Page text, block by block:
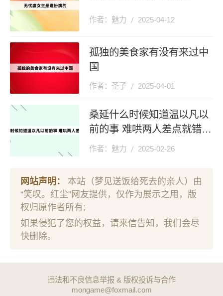
作者：魅力 2025-04-12
孤独的美食家有没有来过中
国
作者：圣子 2025-04-01
桑延什么时候知道温以凡以
前的事 难哄两人差点就错过
了
作者：魅力 2025-02-26
网站声明：
本站（梦见送饭给死去的亲人）由
“笑叹。红尘”网友提供，仅作为展示之用，版
权归原作者所有;
如果侵犯了您的权益，请来信告知，我们会尽
快删除。
违法和不良信息举报 & 版权投诉与合作
mongame@foxmail.com